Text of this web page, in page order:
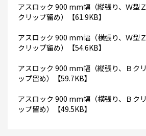
アスロック 900 mm幅（縦張り、Ｗ型Ｚ
クリップ留め）【61.9KB】
アスロック 900 mm幅（横張り、Ｗ型Ｚ
クリップ留め）【54.6KB】
アスロック 900 mm幅（縦張り、Ｂクリ
ップ留め）【59.7KB】
アスロック 900 mm幅（横張り、Ｂクリ
ップ留め）【49.5KB】